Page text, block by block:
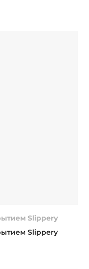
Slippery
Slippery